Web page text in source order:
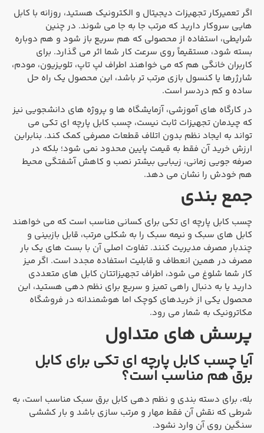
اگر تعمیرکار تجهیزات دیجیتال و الکترونیک هستید، روزانه با کابل
هایی سروکار دارید که مرتب جا به جا می شوند. در چنین
شرایطی، استفاده از محصولی که هم سریع باز شود و هم دوباره
بسته شود، مستقیماً روی سرعت کار شما اثر می گذارد. برای
کاربران خانگی هم که می خواهند اطراف لپ تاپ، تلویزیون، مودم،
شارژرها یا کنسول بازی مرتب تر باشد، این محصول یک راه حل
ساده و کم دردسر است.
در کارگاه های آموزشی، آزمایشگاه ها و پروژه های دانشجویی نیز
که چیدمان تجهیزات ثابت نیست، چسب کابل پارچه ای تکی می
تواند به ایجاد نظم بدون اتلاف قطعات مصرفی کمک کند. بنابراین
ارزش خرید آن فقط به قیمت پایین محدود نمی شود؛ بلکه در
صرفه جویی زمانی، زیبایی بیشتر نصب و کاهش آشفتگی محیط
هم خودش را نشان می دهد.
جمع بندی
چسب کابل پارچه ای تکی برای کسانی مناسب است که می خواهند
کابل های سبک و نیمه سبک را به شکلی مرتب، قابل بازبینی و
چندبار مصرف مدیریت کنند. تفاوت اصلی آن با بست های یک بار
مصرف در همین انعطاف و قابلیت استفاده مجدد است. اگر میز
کار شما شلوغ می شود، اطراف تجهیزاتتان کابل های متعددی
دارید یا به دنبال راهی تمیز و سریع برای نظم دهی هستید، این
محصول یکی از خریدهای کوچک اما هوشمندانه در فروشگاه
مکاترونیک به شمار می رود.
پرسش های متداول
آیا چسب کابل پارچه ای تکی برای کابل
برق هم مناسب است؟
بله، برای دسته بندی و نظم دهی کابل برق سبک مناسب است، به
شرطی که نقش آن فقط مهار و مرتب سازی باشد و بار کششی
سنگین روی آن وارد نشود.